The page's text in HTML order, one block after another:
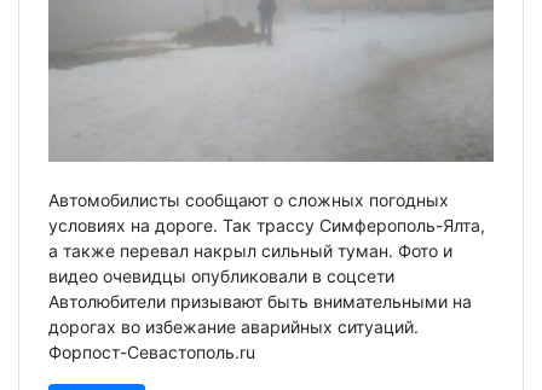
Автомобилисты сообщают о сложных погодных
условиях на дороге. Так трассу Симферополь-Ялта,
а также перевал накрыл сильный туман. Фото и
видео очевидцы опубликовали в соцсети
Автолюбители призывают быть внимательными на
дорогах во избежание аварийных ситуаций.
Форпост-Севастополь.ru